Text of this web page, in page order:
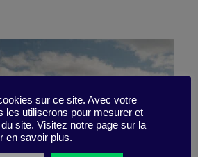
sur ce site. Avec votre
les utiliserons pour mesurer et
site. Visitez notre page sur la
en savoir plus.